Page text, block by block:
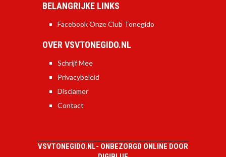
BELANGRIJKE LINKS
Facebook Onze Club Tonegido
OVER VSVTONEGIDO.NL
Schrijf Mee
Privacybeleid
Disclamer
Contact
VSVTONEGIDO.NL- ONBEZORGD ONLINE DOOR